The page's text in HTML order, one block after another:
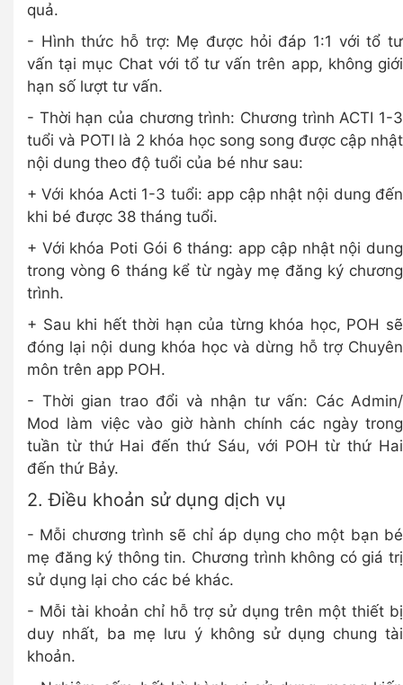
quả.
- Hình thức hỗ trợ: Mẹ được hỏi đáp 1:1 với tổ tư
vấn tại mục Chat với tổ tư vấn trên app, không giới
hạn số lượt tư vấn.
- Thời hạn của chương trình: Chương trình ACTI 1-3
tuổi và POTI là 2 khóa học song song được cập nhật
nội dung theo độ tuổi của bé như sau:
+ Với khóa Acti 1-3 tuổi: app cập nhật nội dung đến
khi bé được 38 tháng tuổi.
+ Với khóa Poti Gói 6 tháng: app cập nhật nội dung
trong vòng 6 tháng kể từ ngày mẹ đăng ký chương
trình.
+ Sau khi hết thời hạn của từng khóa học, POH sẽ
đóng lại nội dung khóa học và dừng hỗ trợ Chuyên
môn trên app POH.
- Thời gian trao đổi và nhận tư vấn: Các Admin/
Mod làm việc vào giờ hành chính các ngày trong
tuần từ thứ Hai đến thứ Sáu, với POH từ thứ Hai
đến thứ Bảy.
2. Điều khoản sử dụng dịch vụ
- Mỗi chương trình sẽ chỉ áp dụng cho một bạn bé
mẹ đăng ký thông tin. Chương trình không có giá trị
sử dụng lại cho các bé khác.
- Mỗi tài khoản chỉ hỗ trợ sử dụng trên một thiết bị
duy nhất, ba mẹ lưu ý không sử dụng chung tài
khoản.